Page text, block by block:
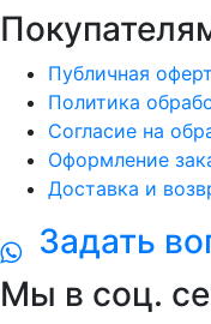
Публичная
Политика
Согласие на
Оформление
Доставка и
Задать
Мы в соц.